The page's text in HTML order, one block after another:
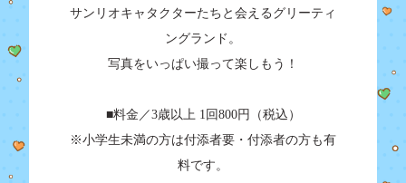
サンリオキャタクターたちと会えるグリーティ
ングランド。
写真をいっぱい撮って楽しもう！
■料金／3歳以上 1回800円（税込）
※小学生未満の方は付添者要・付添者の方も有
料です。